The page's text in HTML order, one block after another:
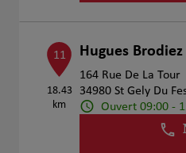
11
18.43
km
Hugues Brodiez
164 Rue De La Tour
34980 St Gely Du
Ouvert 09:00 -